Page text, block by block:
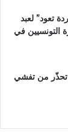
تعود” لعبد
التونسيين في
تحذّر من تفشي